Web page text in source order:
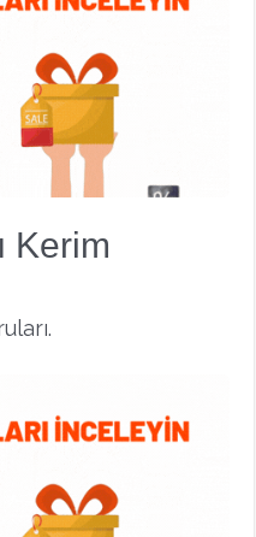
Kerim